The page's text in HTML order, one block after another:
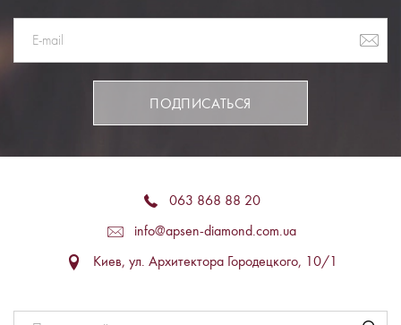
ПОДПИСАТЬСЯ
063 868 88 20
info@apsen-diamond.com.ua
Киев, ул. Архитектора Городецкого, 10/1